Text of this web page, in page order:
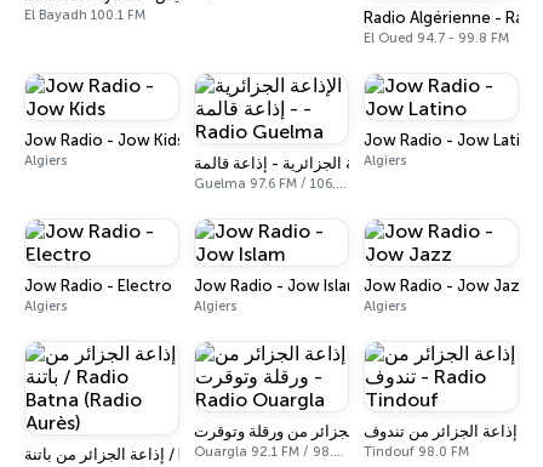
El Bayadh 100.1 FM Radio Algérienne -
El Oued 94.7 - 99.8 FM
Jow Radio - Jow Kids
Algiers الإذاعة الجزائرية - إذاعة قالمة - Radio Guelma
Guelma 97.6 FM / 106.5 FM
Jow Radio - Jow Latino
Algiers
Jow Radio - Electro
Algiers
Jow Radio - Jow Islam
Algiers
Jow Radio - Jow Jazz
Algiers
إذاعة الجزائر من باتنة / Radio Batna (Radio Aurès)
إذاعة الجزائر من ورقلة وتوقرت - Radio Ouargla
Ouargla 92.1 FM / 98.0 FM Tindouf 98.0 FM